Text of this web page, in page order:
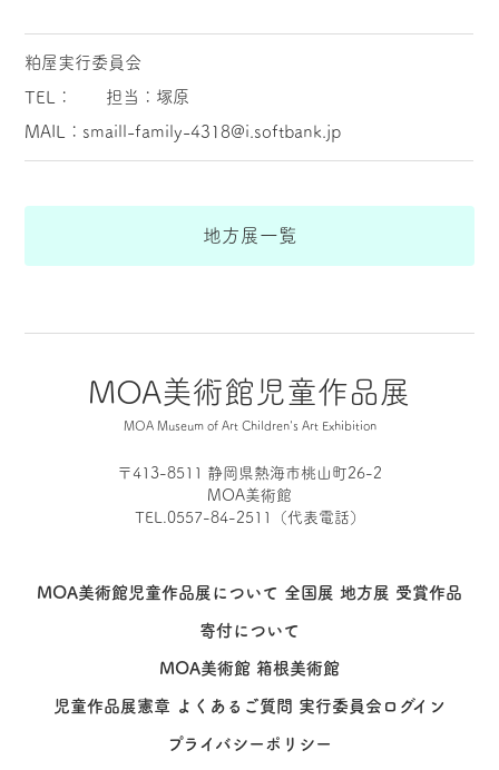
粕屋実行委員会
TEL： 担当：塚原
MAIL：smaill-family-4318@i.softbank.jp
地方展一覧
MOA美術館児童作品展
MOA Museum of Art Children's Art Exhibition
〒413-8511 静岡県熱海市桃山町26-2
MOA美術館
TEL.0557-84-2511（代表電話）
MOA美術館児童作品展について 全国展 地方展 受賞作品
寄付について
MOA美術館 箱根美術館
児童作品展憲章 よくあるご質問 実行委員会ログイン
プライバシーポリシー